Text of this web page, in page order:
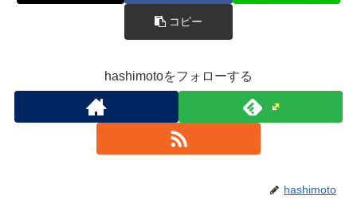
コピー
hashimotoをフォローする
hashimoto